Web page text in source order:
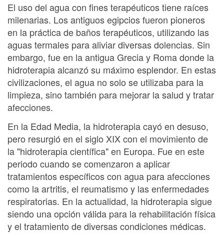
El uso del agua con fines terapéuticos tiene raíces
milenarias. Los antiguos egipcios fueron pioneros
en la práctica de baños terapéuticos, utilizando las
aguas termales para aliviar diversas dolencias. Sin
embargo, fue en la antigua Grecia y Roma donde la
hidroterapia alcanzó su máximo esplendor. En estas
civilizaciones, el agua no solo se utilizaba para la
limpieza, sino también para mejorar la salud y tratar
afecciones.
En la Edad Media, la hidroterapia cayó en desuso,
pero resurgió en el siglo XIX con el movimiento de
la "hidroterapia científica" en Europa. Fue en este
periodo cuando se comenzaron a aplicar
tratamientos específicos con agua para afecciones
como la artritis, el reumatismo y las enfermedades
respiratorias. En la actualidad, la hidroterapia sigue
siendo una opción válida para la rehabilitación física
y el tratamiento de diversas condiciones médicas.